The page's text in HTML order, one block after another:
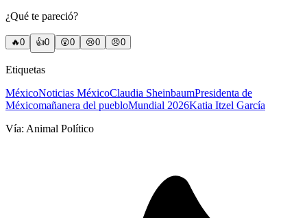
¿Qué te pareció?
🔥0 👍0 😲0 😢0 😠0
Etiquetas
MéxicoNoticias MéxicoClaudia SheinbaumPresidenta de
Méxicomañanera del puebloMundial 2026Katia Itzel García
Vía: Animal Político